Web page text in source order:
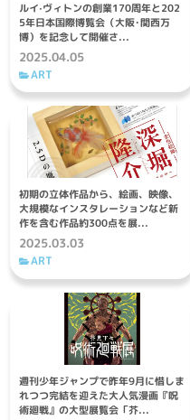
ルイ·ヴィトンの創業170周年と202
5年日本国際博覧会（大阪･関西万
博）を記念して開催さ...
2025.04.05
ART
初期の立体作品から、絵画、映像、
大規模なインスタレーションなど新
作を含む作品約300点を展...
2025.03.03
ART
週刊少年ジャンプで昨年9月に惜しま
れつつ完結を迎えた大人気漫画『呪
術廻戦』の大型展覧会「芥...